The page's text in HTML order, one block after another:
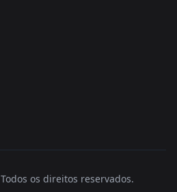
Todos os direitos reservados.